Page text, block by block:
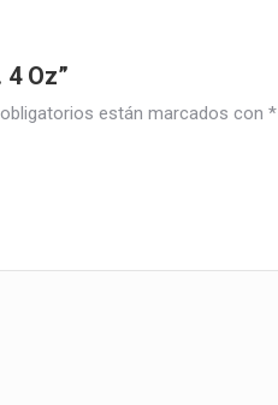
Oz”
están marcados con *